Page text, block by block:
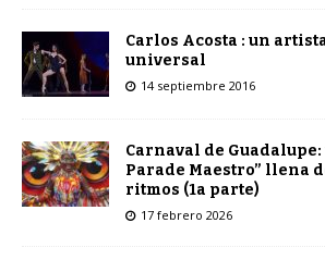
Carlos Acosta : un
universal
14 septiembre 2016
Carnaval de Guadalupe:
Parade Maestro” llena
ritmos (1a parte)
17 febrero 2026